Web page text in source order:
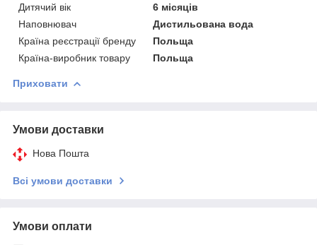
Дитячий вік
6 місяців
Наповнювач
Дистильована вода
Країна реєстрації бренду
Польща
Країна-виробник товару
Польща
Приховати
Умови доставки
Нова Пошта
Всі умови доставки
Умови оплати